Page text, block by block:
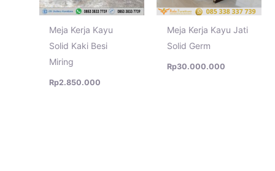
Meja Kerja Kayu
Solid Kaki Besi
Miring
Rp2.850.000
Meja Kerja Kayu Jati
Solid Germ
Rp30.000.000